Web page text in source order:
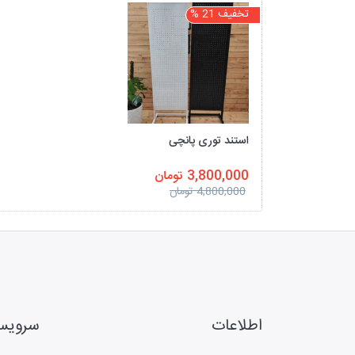
تخفیف 21 %
استند توری پانچی
3,800,000 تومان
4,800,000 تومان
اطلاعات